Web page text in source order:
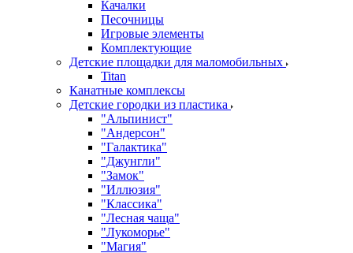
Качалки
Песочницы
Игровые элементы
Комплектующие
Детские площадки для маломобильных
Titan
Канатные комплексы
Детские городки из пластика
"Альпинист"
"Андерсон"
"Галактика"
"Джунгли"
"Замок"
"Иллюзия"
"Классика"
"Лесная чаща"
"Лукоморье"
"Магия"